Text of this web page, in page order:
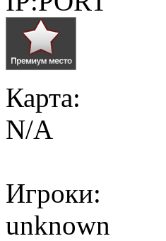
Карта:
N/A
Игроки:
unknown